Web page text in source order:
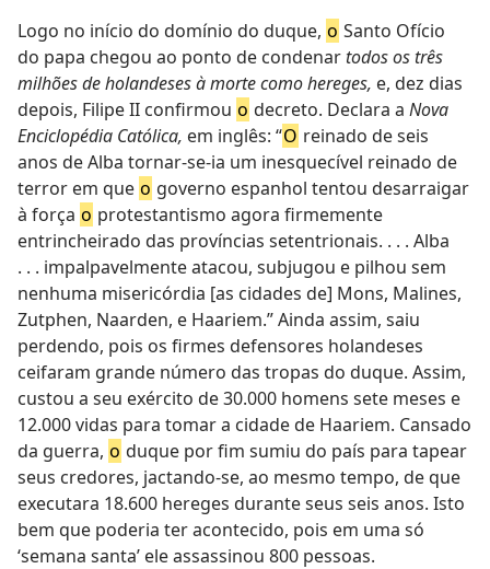
Logo no início do domínio do duque, o Santo Ofício
do papa chegou ao ponto de condenar todos os três
milhões de holandeses à morte como hereges, e, dez dias
depois, Filipe II confirmou o decreto. Declara a Nova
Enciclopédia Católica, em inglês: “O reinado de seis
anos de Alba tornar-se-ia um inesquecível reinado de
terror em que o governo espanhol tentou desarraigar
à força o protestantismo agora firmemente
entrincheirado das províncias setentrionais. . . . Alba
. . . impalpavelmente atacou, subjugou e pilhou sem
nenhuma misericórdia [as cidades de] Mons, Malines,
Zutphen, Naarden, e Haariem.” Ainda assim, saiu
perdendo, pois os firmes defensores holandeses
ceifaram grande número das tropas do duque. Assim,
custou a seu exército de 30.000 homens sete meses e
12.000 vidas para tomar a cidade de Haariem. Cansado
da guerra, o duque por fim sumiu do país para tapear
seus credores, jactando-se, ao mesmo tempo, de que
executara 18.600 hereges durante seus seis anos. Isto
bem que poderia ter acontecido, pois em uma só
‘semana santa’ ele assassinou 800 pessoas.